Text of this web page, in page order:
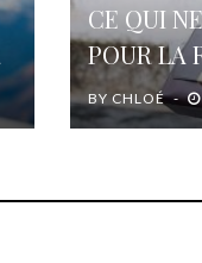
CE QUI
POUR LA
BYCHLOÉ